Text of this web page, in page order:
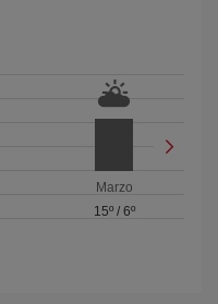
Marzo
15º/ 6º